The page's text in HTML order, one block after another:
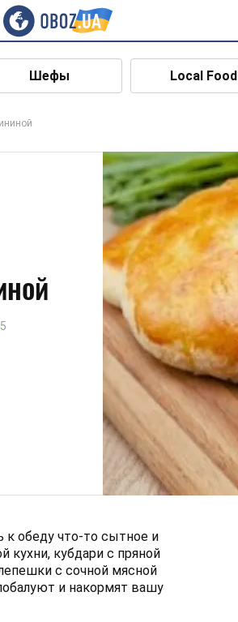
Шефы Local Food
5
к обеду что-то сытное и
кухни, кубдари с пряной
с сочной мясной
и накормят вашу